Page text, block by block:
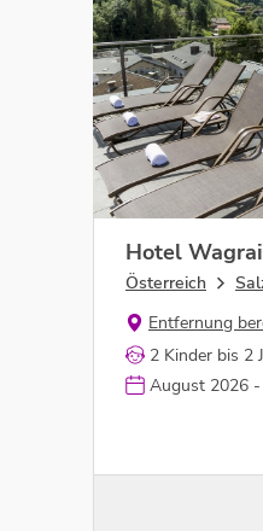
Hotel
Österreich
Entfernung
2 Kinder bis 2
August 2026